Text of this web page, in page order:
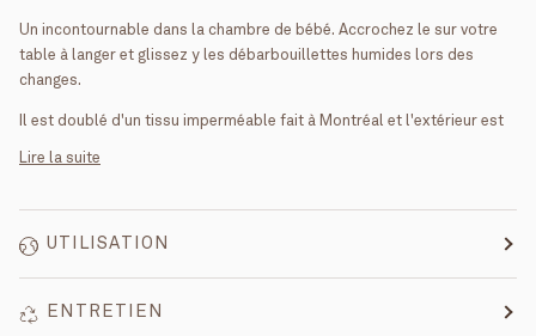
Un incontournable dans la chambre de bébé. Accrochez le sur votre
table à langer et glissez y les débarbouillettes humides lors des
changes.
Il est doublé d'un tissu imperméable fait à Montréal et l'extérieur est
Lire la suite
UTILISATION
ENTRETIEN